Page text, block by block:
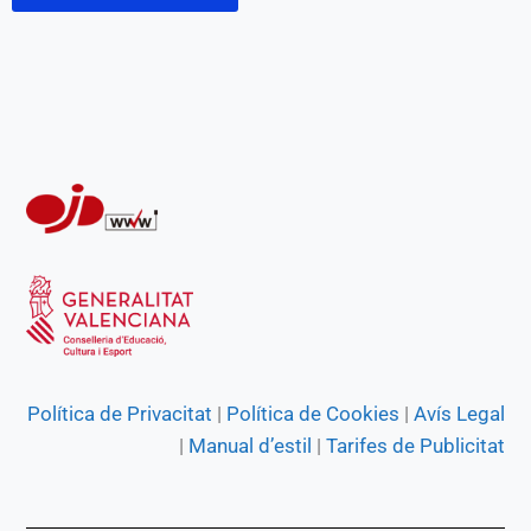
Política de Privacitat | Política de Cookies | Avís Legal
| Manual d’estil | Tarifes de Publicitat